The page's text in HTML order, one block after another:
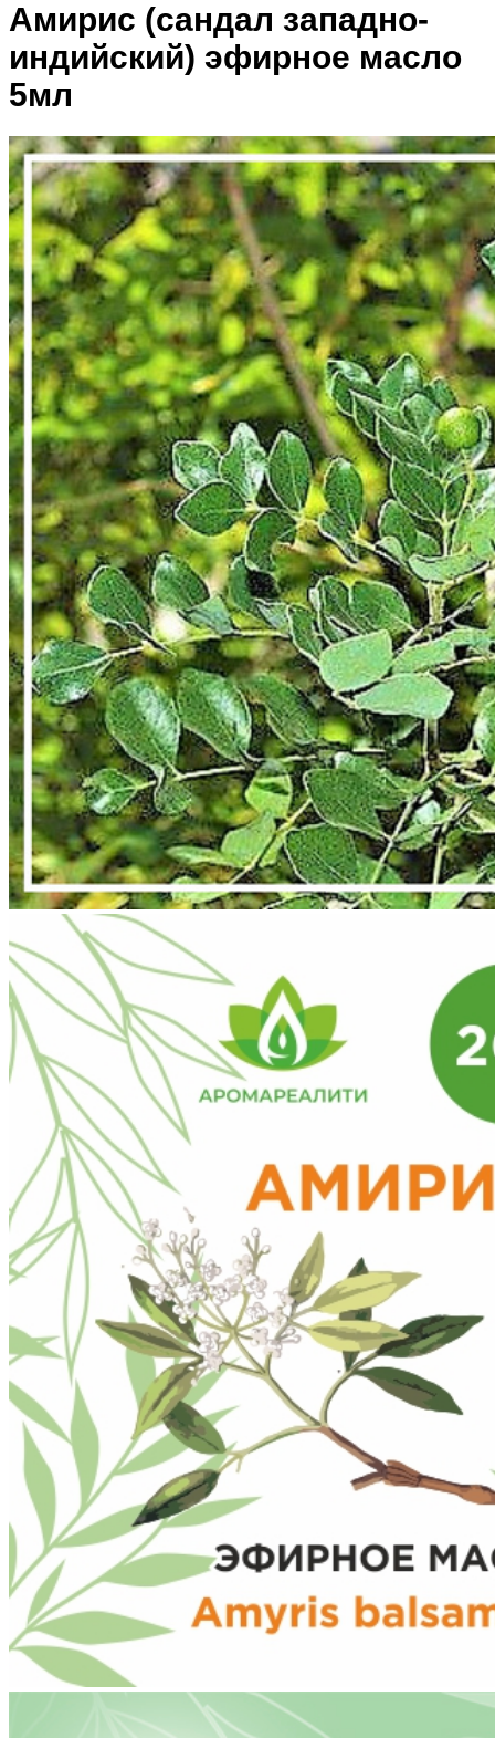
Амирис (сандал западно-
индийский) эфирное масло
5мл